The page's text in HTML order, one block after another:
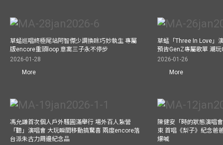
草蜢巡唱終極尾站阿智傑少調換咪巧妙執生 專屬
版encore重頭loop 意寓三子永不停步
2026-01-28
More
草蜢「Three In Love」
預告GenZ專屬歌單 潮
2026-01-26
More
馮允謙首次個人戶外騷圓滿舉行 場外百人紮營
「聽」演唱會 大玩瞬間移動搞驚喜 兩度encore落
台派朱古力周邊紀念品
陳健安「時的狀態演唱
束 首唱《梨子》紀念爸
爆喊